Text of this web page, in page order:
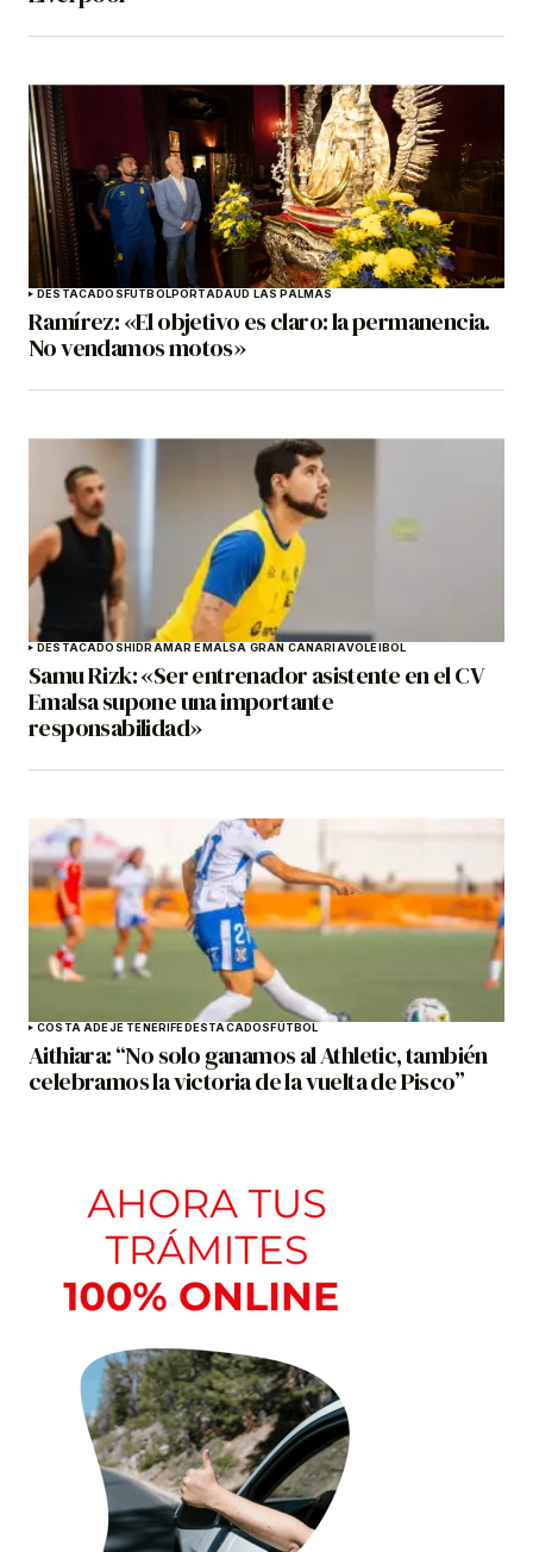
DESTACADOSFÚTBOLPORTADAUD LAS PALMAS
Ramírez: «El objetivo es claro: la permanencia.
No vendamos motos»
DESTACADOSHIDRAMAR EMALSA GRAN CANARIAVOLEIBOL
Samu Rizk: «Ser entrenador asistente en el CV
Emalsa supone una importante
responsabilidad»
COSTA ADEJE TENERIFEDESTACADOSFÚTBOL
Aithiara: “No solo ganamos al Athletic, también
celebramos la victoria de la vuelta de Pisco”